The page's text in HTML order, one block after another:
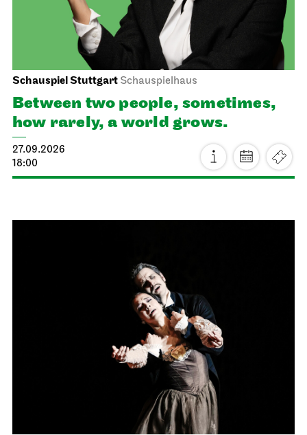
Schauspiel Stuttgart Schauspielhaus
Between two people, sometimes,
how rarely, a world grows.
27.09.2026
18:00